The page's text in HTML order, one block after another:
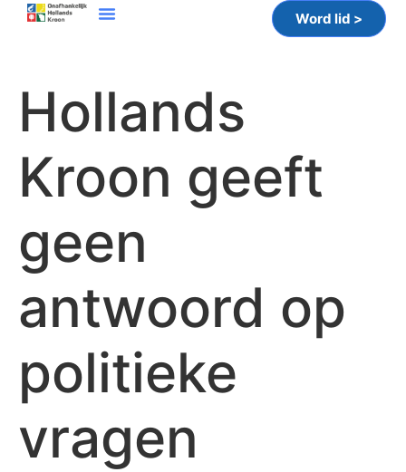
Word lid >
Hollands
Kroon geeft
geen
antwoord op
politieke
vragen